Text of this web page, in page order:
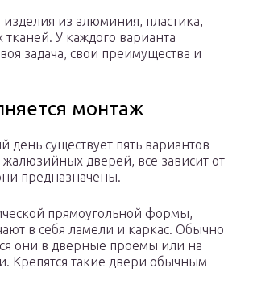
изделия из алюминия, пластика,
тканей. У каждого варианта
задача, свои преимущества и
монтаж
день существует пять вариантов
жалюзийных дверей, все зависит от
предназначены.
прямоугольной формы,
в себя ламели и каркас. Обычно
они в дверные проемы или на
Крепятся такие двери обычным